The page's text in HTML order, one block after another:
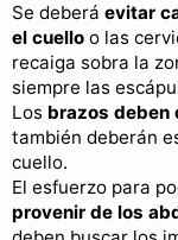
Se deberá evitar
el cuello o las
recaiga sobra la
siempre las
Los brazos deben
también deberán
cuello.
El esfuerzo para
provenir de los